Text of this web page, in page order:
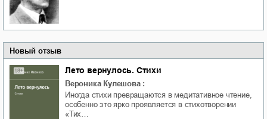
Новый отзыв
Лето вернулось. Стихи
Вероника Кулешова :
Иногда стихи превращаются в медитативное чтение,
особенно это ярко проявляется в стихотворении
«Тих…